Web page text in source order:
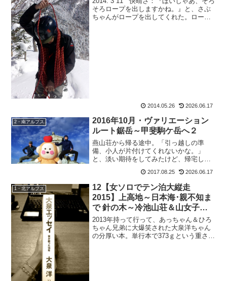
そろロープを出しますかね。』と、さぶ
ちゃんがロープを出してくれた。ロープ
2014.05.26 2026.06.17
2・南アルプス
2016年10月・ヴァリエーション
ルート鋸岳～甲斐駒ケ岳へ２
燕山荘から帰る途中。「引っ越しの準
備、小人が片付けてくれないかな。」
と、淡い期待をしてみたけど、帰宅して
ま。子供の頃に読んだ童話で、一番好き
なのがグリム童話の「小人と靴屋」で
す。寝ている間に宿題片付けてくれ...
2017.08.25 2026.06.17
1・北アルプス
12【女ソロでテン泊大縦走
2015】上高地～日本海･親不知ま
で 針の木～冷池山荘＆山女子お
薦めヘアケアレポ
2013年持って行って、あっちゃん＆ひろ
ちゃん兄弟に大爆笑された大泉洋ちゃん
の分厚い本。単行本で373ｇという重さ。